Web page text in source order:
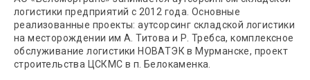
логистики предприятий с 2012 года. Основные
реализованные проекты: аутсорсинг складской логистики
на месторождении им А. Титова и Р. Требса, комплексное
обслуживание логистики НОВАТЭК в Мурманске, проект
строительства ЦСКМС в п. Белокаменка.